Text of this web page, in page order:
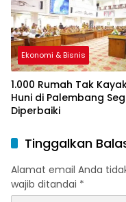
Ekonomi & Bisnis
1.000 Rumah Tak
Huni di Palembang
Diperbaiki
Tinggalkan
Alamat email Anda
wajib ditandai *